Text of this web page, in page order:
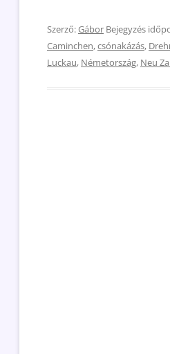
Szerző:Gábor Bejegyzés
Caminchen,csónakázás,
Luckau, Németország, Neu